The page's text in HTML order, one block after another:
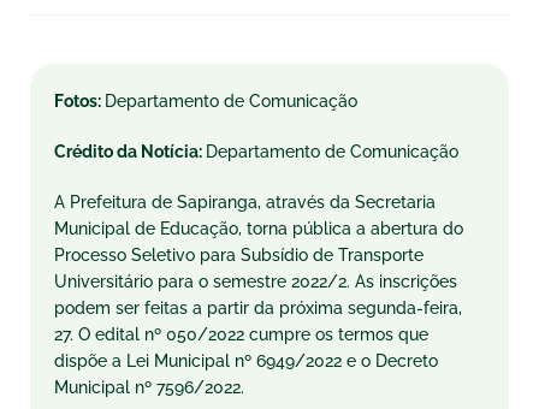
Fotos: Departamento de Comunicação
Crédito da Notícia: Departamento de Comunicação
A Prefeitura de Sapiranga, através da Secretaria
Municipal de Educação, torna pública a abertura do
Processo Seletivo para Subsídio de Transporte
Universitário para o semestre 2022/2. As inscrições
podem ser feitas a partir da próxima segunda-feira,
27. O edital nº 050/2022 cumpre os termos que
dispõe a Lei Municipal nº 6949/2022 e o Decreto
Municipal nº 7596/2022.